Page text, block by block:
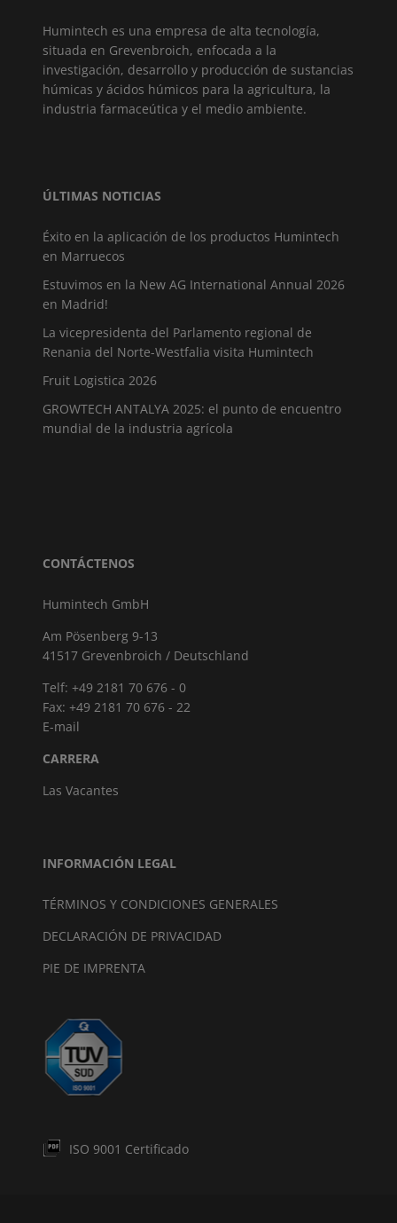
Humintech es una empresa de alta tecnología,
situada en Grevenbroich, enfocada a la
investigación, desarrollo y producción de sustancias
húmicas y ácidos húmicos para la agricultura, la
industria farmaceútica y el medio ambiente.
ÚLTIMAS NOTICIAS
Éxito en la aplicación de los productos Humintech
en Marruecos
Estuvimos en la New AG International Annual 2026
en Madrid!
La vicepresidenta del Parlamento regional de
Renania del Norte-Westfalia visita Humintech
Fruit Logistica 2026
GROWTECH ANTALYA 2025: el punto de encuentro
mundial de la industria agrícola
CONTÁCTENOS
Humintech GmbH
Am Pösenberg 9-13
41517 Grevenbroich / Deutschland
Telf: +49 2181 70 676 - 0
Fax: +49 2181 70 676 - 22
E-mail
CARRERA
Las Vacantes
INFORMACIÓN LEGAL
TÉRMINOS Y CONDICIONES GENERALES
DECLARACIÓN DE PRIVACIDAD
PIE DE IMPRENTA
ISO 9001 Certificado